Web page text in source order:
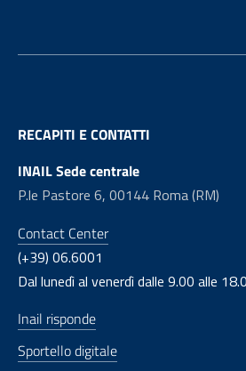
RECAPITI E CONTATTI
INAIL Sede centrale
P.le Pastore 6, 00144 Roma (RM)
Contact Center
(+39) 06.6001
Dal lunedì al venerdì dalle 9.00 alle
Inail risponde
Sportello digitale